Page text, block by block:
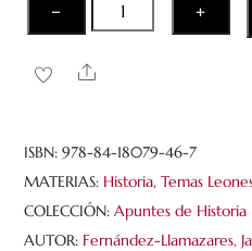
−
II
República
misma.
Los
estalinistas
leoneses
+
Share
ISBN:978-84-18079-46-7
MATERIAS: Historia,Temas
COLECCIÓN:Apuntes de Historia
AUTOR: Fernández-Llamazares,